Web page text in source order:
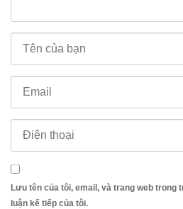
Lưu tên của tôi, email, và trang web trong
luận kế tiếp của tôi.